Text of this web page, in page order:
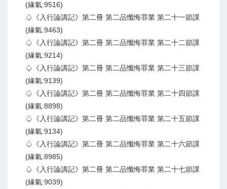
(緣氣:9516)
♤《入行論講記》第二冊 第二品懺悔罪業 第二十一節課
(緣氣:9463)
♤《入行論講記》第二冊 第二品懺悔罪業 第二十二節課
(緣氣:9214)
♤《入行論講記》第二冊 第二品懺悔罪業 第二十三節課
(緣氣:9139)
♤《入行論講記》第二冊 第二品懺悔罪業 第二十四節課
(緣氣:8898)
♤《入行論講記》第二冊 第二品懺悔罪業 第二十五節課
(緣氣:9134)
♤《入行論講記》第二冊 第二品懺悔罪業 第二十六節課
(緣氣:8985)
♤《入行論講記》第二冊 第二品懺悔罪業 第二十七節課
(緣氣:9039)